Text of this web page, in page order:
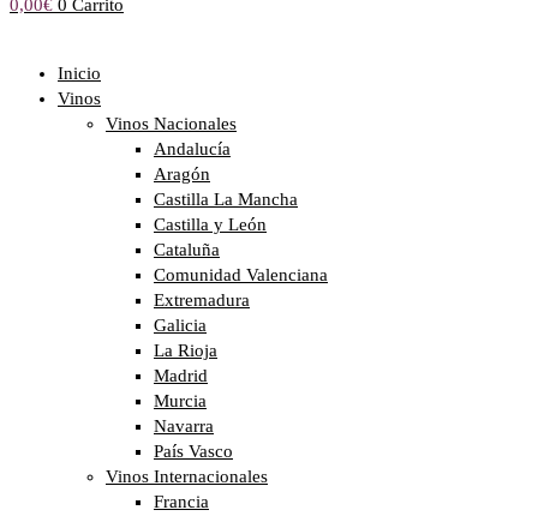
0,00€ 0 Carrito
Inicio
Vinos
Vinos Nacionales
Andalucía
Aragón
Castilla La Mancha
Castilla y León
Cataluña
Comunidad Valenciana
Extremadura
Galicia
La Rioja
Madrid
Murcia
Navarra
País Vasco
Vinos Internacionales
Francia